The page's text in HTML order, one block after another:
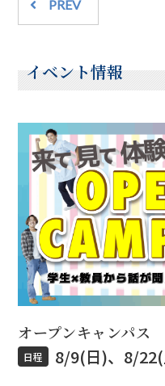
PREV
イベント情報
オープンキャンパス
日程 8/9(日)、8/